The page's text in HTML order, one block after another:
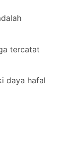
tercatat
daya hafal